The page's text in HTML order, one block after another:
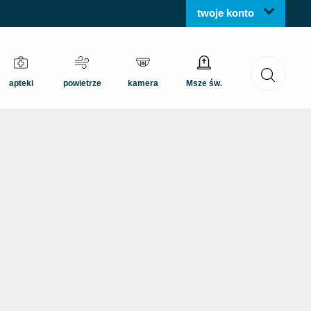
twoje konto
apteki powietrze kamera Msze św.